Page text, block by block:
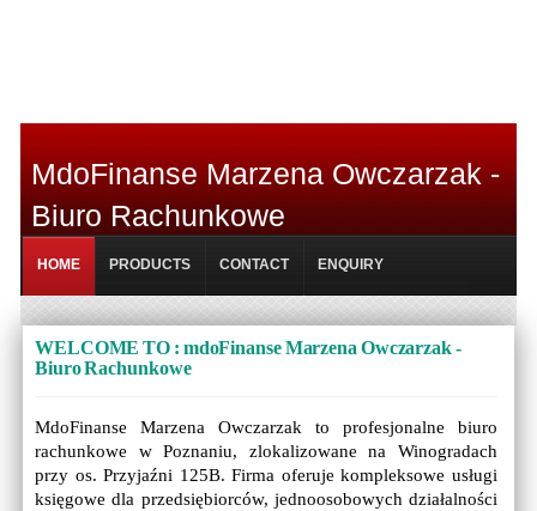
MdoFinanse Marzena Owczarzak -
Biuro Rachunkowe
HOME PRODUCTS CONTACT ENQUIRY
WELCOME TO : mdoFinanse Marzena Owczarzak -
Biuro Rachunkowe
MdoFinanse Marzena Owczarzak to profesjonalne biuro
rachunkowe w Poznaniu, zlokalizowane na Winogradach
przy os. Przyjaźni 125B. Firma oferuje kompleksowe usługi
księgowe dla przedsiębiorców, jednoosobowych działalności